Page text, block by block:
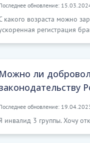
обновление:
какого возраста можно
регистрация
Можно ли
обновление:
инвалид 3 группы. Хочу